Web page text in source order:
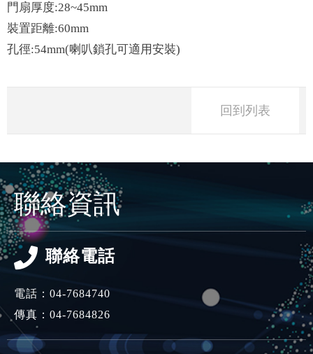
門扇厚度:28~45mm
裝置距離:60mm
孔徑:54mm(喇叭鎖孔可適用安裝)
回到列表
聯絡資訊
聯絡電話
電話： 04-7684740
傳真：04-7684826